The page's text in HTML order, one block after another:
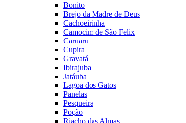
Bonito
Brejo da Madre de Deus
Cachoeirinha
Camocim de São Felix
Caruaru
Cupira
Gravatá
Ibirajuba
Jatáuba
Lagoa dos Gatos
Panelas
Pesqueira
Poção
Riacho das Almas